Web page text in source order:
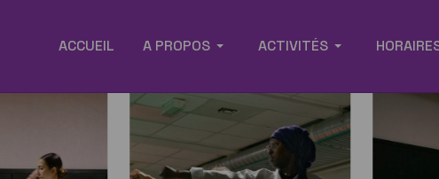
ACCUEIL A PROPOS ACTIVITÉS